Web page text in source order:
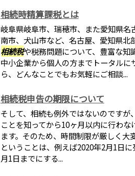
相続時精算課税とは
岐阜県岐阜市、瑞穂市、また愛知県
南市、犬山市など、名古屋、愛知県北
相続税や税務問題について、豊富な知
中小企業から個人の方までトータル
ら、どんなことでもお気軽にご相談...
相続税申告の期限について
そして、相続も例外ではないのですが
ことを知ってから10ヶ月以内に行わ
ます。そのため、時間制限が厳しく大
ということは、例えば2020年2月1日
月1日までにする...